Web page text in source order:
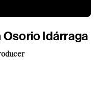
Idárraga